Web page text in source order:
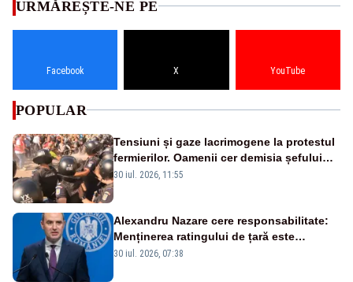
URMĂREȘTE-NE PE
Facebook X YouTube
POPULAR
Tensiuni și gaze lacrimogene la protestul
fermierilor. Oamenii cer demisia șefului
ANSVSA și s-au mutat în Piața Victoria–
30 iul. 2026, 11:55
Alexandru Nazare cere responsabilitate:
Menținerea ratingului de țară este
prioritatea numărul unu
30 iul. 2026, 07:38